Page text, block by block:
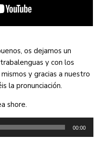
os dejamos un
y con los
y gracias a nuestro
la pronunciación.
shore.
00:00